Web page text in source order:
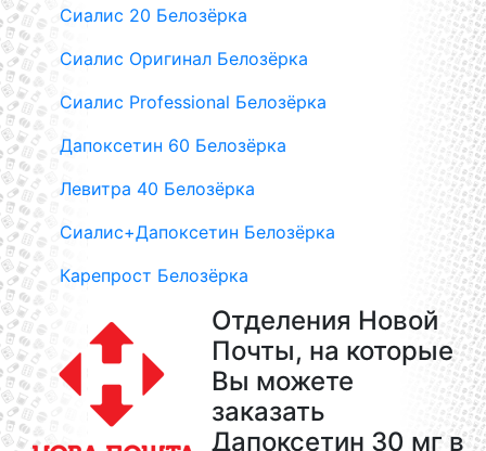
Сиалис 20 Белозёрка
Сиалис Оригинал Белозёрка
Сиалис Professional Белозёрка
Дапоксетин 60 Белозёрка
Левитра 40 Белозёрка
Сиалис+Дапоксетин Белозёрка
Карепрост Белозёрка
Отделения Новой
Почты, на которые
Вы можете
заказать
Дапоксетин 30 мг в